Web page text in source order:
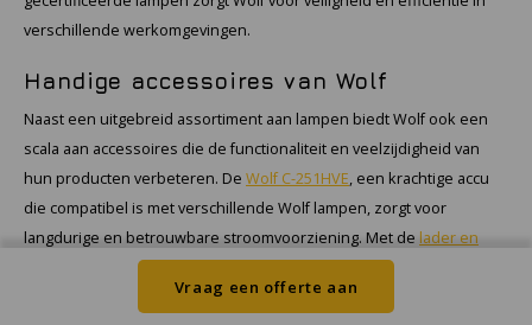
Vraag een offerte aan
verschillende werkomgevingen.
Handige accessoires van Wolf
Naast een uitgebreid assortiment aan lampen biedt Wolf ook een
scala aan accessoires die de functionaliteit en veelzijdigheid van
hun producten verbeteren. De Wolf C-251HVE, een krachtige accu
die compatibel is met verschillende Wolf lampen, zorgt voor
langdurige en betrouwbare stroomvoorziening. Met de lader en
kunnen gebruikers eenvoudig en efficiënt hun accu's weer
opladen, waardoor downtime tot een minimum wordt beperkt. De